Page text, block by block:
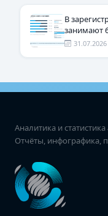
В
занимают
Аналитика и
Отчёты, инфографика,